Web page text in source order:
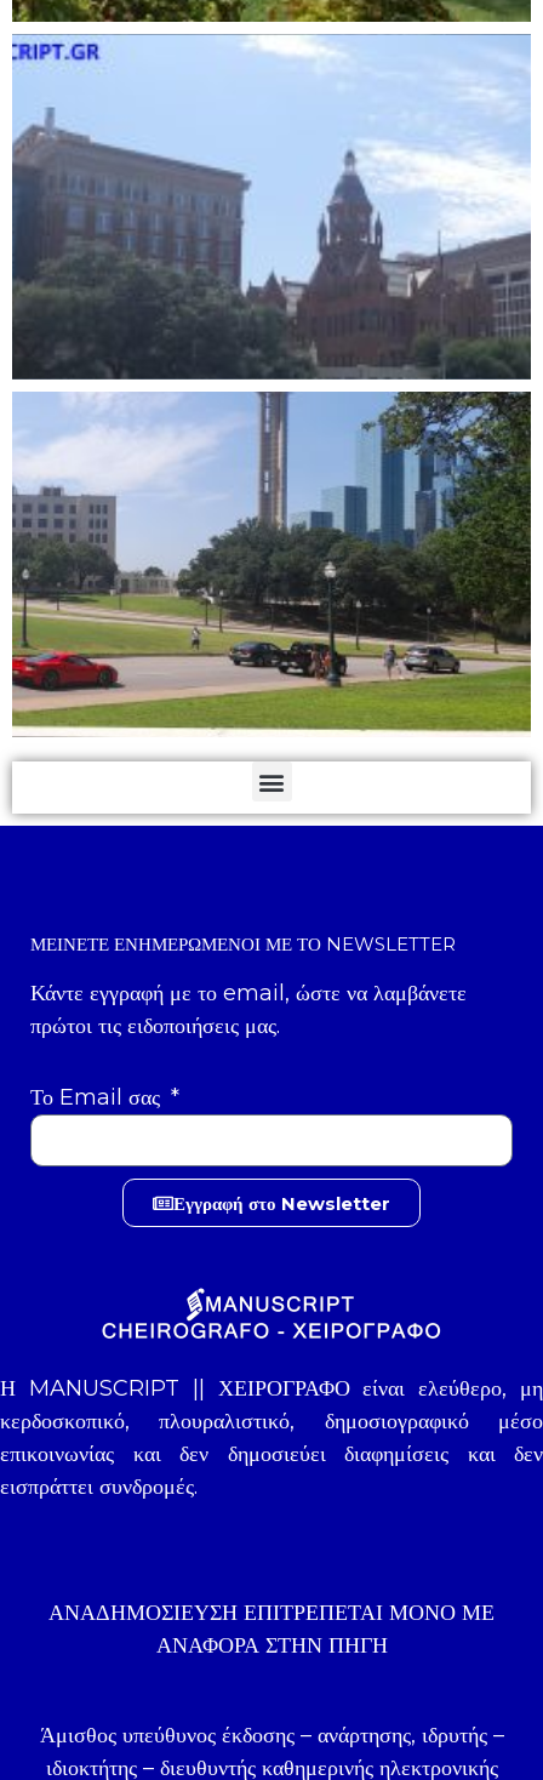
ΜΕΊΝΕΤΕ ΕΝΗΜΕΡΩΜΈΝΟΙ ΜΕ ΤΟ NEWSLETTER
Κάντε εγγραφή με το email, ώστε να λαμβάνετε
πρώτοι τις ειδοποιήσεις μας.
Το Email σας
Εγγραφή στο Newsletter
Η MANUSCRIPT || ΧΕΙΡΟΓΡΑΦΟ είναι ελεύθερο, μη
κερδοσκοπικό, πλουραλιστικό, δημοσιογραφικό μέσο
επικοινωνίας και δεν δημοσιεύει διαφημίσεις και δεν
εισπράττει συνδρομές.
ΑΝΑΔΗΜΟΣΊΕΥΣΗ ΕΠΙΤΡΈΠΕΤΑΙ ΜΌΝΟ ΜΕ
ΑΝΑΦΟΡΑ ΣΤΗΝ ΠΗΓΉ
Άμισθος υπεύθυνος έκδοσης – ανάρτησης, ιδρυτής –
ιδιοκτήτης – διευθυντής καθημερινής ηλεκτρονικής